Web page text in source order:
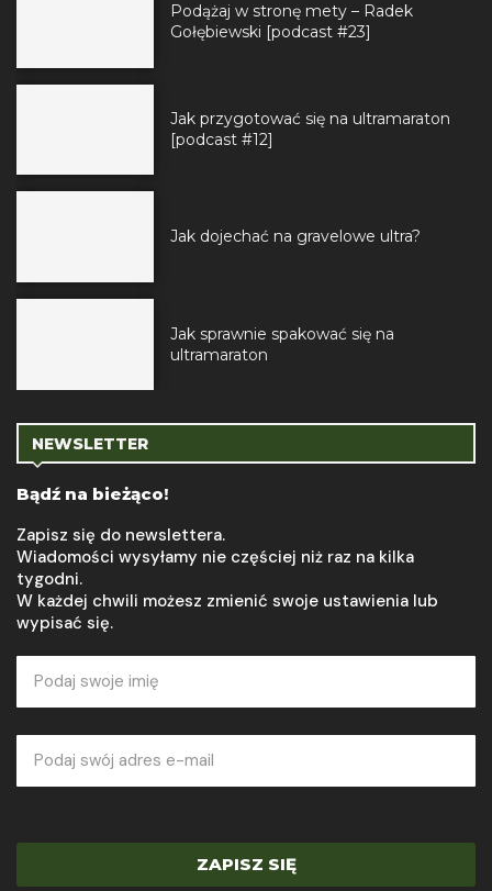
Podążaj w stronę mety – Radek
Gołębiewski [podcast #23]
Jak przygotować się na ultramaraton
[podcast #12]
Jak dojechać na gravelowe ultra?
Jak sprawnie spakować się na
ultramaraton
NEWSLETTER
Bądź na bieżąco!
Zapisz się do newslettera.
Wiadomości wysyłamy nie częściej niż raz na kilka
tygodni.
W każdej chwili możesz zmienić swoje ustawienia lub
wypisać się.
ZAPISZ SIĘ